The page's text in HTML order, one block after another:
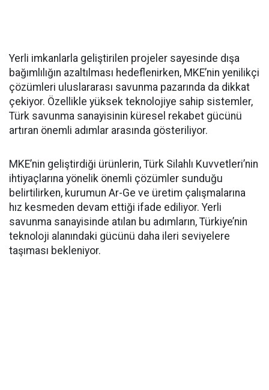
Yerli imkanlarla geliştirilen projeler sayesinde dışa
bağımlılığın azaltılması hedeflenirken, MKE’nin yenilikçi
çözümleri uluslararası savunma pazarında da dikkat
çekiyor. Özellikle yüksek teknolojiye sahip sistemler,
Türk savunma sanayisinin küresel rekabet gücünü
artıran önemli adımlar arasında gösteriliyor.
MKE’nin geliştirdiği ürünlerin, Türk Silahlı Kuvvetleri’nin
ihtiyaçlarına yönelik önemli çözümler sunduğu
belirtilirken, kurumun Ar-Ge ve üretim çalışmalarına
hız kesmeden devam ettiği ifade ediliyor. Yerli
savunma sanayisinde atılan bu adımların, Türkiye’nin
teknoloji alanındaki gücünü daha ileri seviyelere
taşıması bekleniyor.